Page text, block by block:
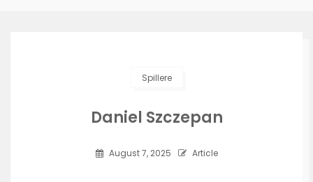
Spillere
Daniel Szczepan
August 7, 2025 Article